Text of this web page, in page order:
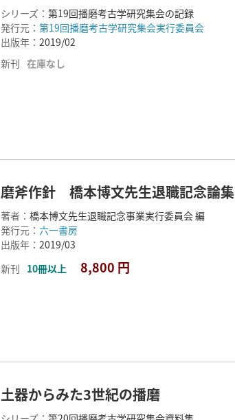
シリーズ： 第19回播磨考古学研究集会の記録
発行元： 第19回播磨考古学研究集会実行委員会
出版年： 2019/02
新刊 在庫なし
磨斧作針 橋本博文先生退職記念論集
著者： 橋本博文先生退職記念事業実行委員会 編
発行元： 六一書房
出版年： 2019/03
新刊 10冊以上 8,800 円
土器からみた3世紀の播磨